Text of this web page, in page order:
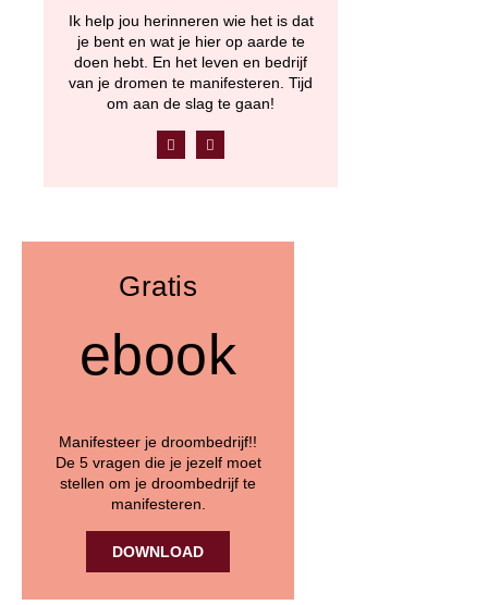
Ik help jou herinneren wie het is dat
je bent en wat je hier op aarde te
doen hebt. En het leven en bedrijf
van je dromen te manifesteren. Tijd
om aan de slag te gaan!
F
a
Y
o
Gratis
ebook
Manifesteer je droombedrijf!!
De 5 vragen die je jezelf moet
stellen om je droombedrijf te
manifesteren.
DOWNLOAD